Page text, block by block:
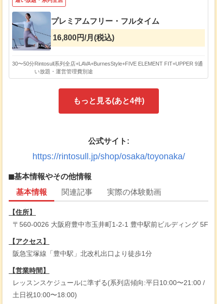
プレミアムフリー・フルタイム
16,800円/月(税込)
30〜50分Rintosull系列全店+LAVA+BurnesStyle+FIVE ELEMENT FIT+UPPER 9通
い放題・運営管理費別途
もっと見る(あと4件)
公式サイト:
https://rintosull.jp/shop/osaka/toyonaka/
基本情報やその他情報
基本情報
関連記事 実際の体験動画
【住所】
〒560-0026 大阪府豊中市玉井町1-2-1 豊中駅前ビルディング 5F
【アクセス】
阪急宝塚線「豊中駅」北改札出口より徒歩1分
【営業時間】
レッスンスケジュールに準ずる(系列店傾向:平日10:00〜21:00 /
土日祝10:00〜18:00)